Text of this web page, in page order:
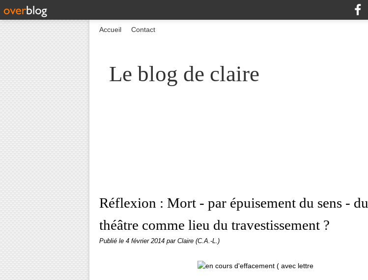
Le blog de claire
Accueil Contact
Réflexion : Mort - par épuisement du sens - du
théâtre comme lieu du travestissement ?
Publié le 4 février 2014 par Claire (C.A.-L.)